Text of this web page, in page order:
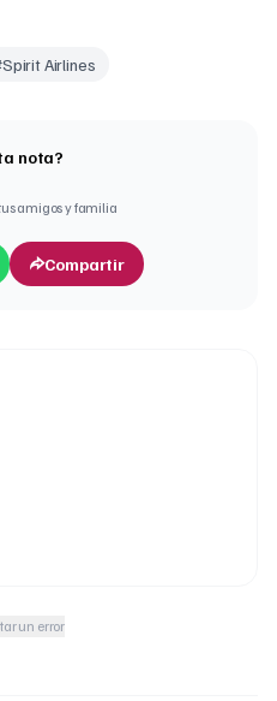
Spirit Airlines
nota?
amigos y familia
Compartir
un error